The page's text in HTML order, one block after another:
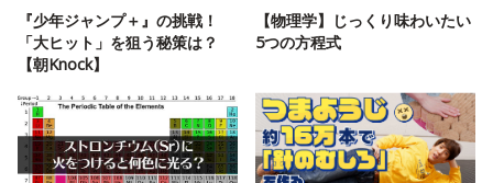
『少年ジャンプ＋』の挑戦！
「大ヒット」を狙う秘策は？
【朝Knock】
【物理学】じっくり味わいたい
5つの方程式